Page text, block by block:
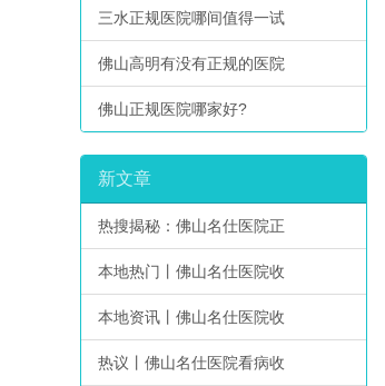
三水正规医院哪间值得一试
佛山高明有没有正规的医院
佛山正规医院哪家好?
新文章
热搜揭秘：佛山名仕医院正
本地热门丨佛山名仕医院收
本地资讯丨佛山名仕医院收
热议丨佛山名仕医院看病收